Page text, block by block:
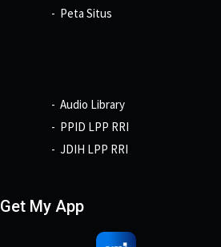
Peta Situs
Audio Library
PPID LPP RRI
JDIH LPP RRI
Get My App